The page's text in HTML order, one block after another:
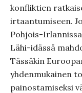
konfliktien
irtaantumiseen.
Pohjois-
Lähi-idässä
Tässäkin
yhdenmukainen
painostamiseksi